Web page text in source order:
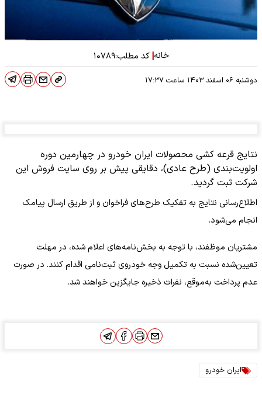
خانه| کد مطلب:۱۰۷۸۹
دوشنبه ۰۶ اسفند ۱۴۰۳ ساعت
نتایج قرعه کشی محصولات ایران خودرو در چهارمین دوره
اولویت‌بندی (طرح عادی)، دقایقی پیش بر روی سایت فروش این
شرکت ثبت گردید.
اطلاع‌رسانی نتایج به تفکیک طرح‌های فراخوان و از طریق ارسال پیامک
انجام می‌شود.
مشتریان موظفند، با توجه به بخش‌نامه‌های اعلام شده، در مهلت
تعیین‌شده نسبت به تکمیل وجه خودروی ثبت‌نامی اقدام کنند. در صورت
عدم پرداخت به‌موقع، نفرات ذخیره جایگزین خواهند شد.
ایران خودرو